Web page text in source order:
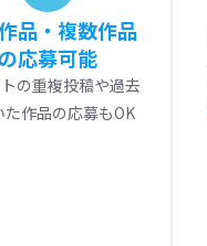
品・複数作品
の応募可能
の重複投稿や過去
た作品の応募もOK